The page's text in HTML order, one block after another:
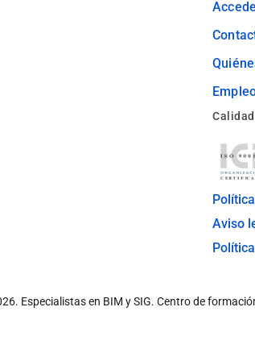
Calidad
Aviso
Especialistas en BIM y SIG. Centro de